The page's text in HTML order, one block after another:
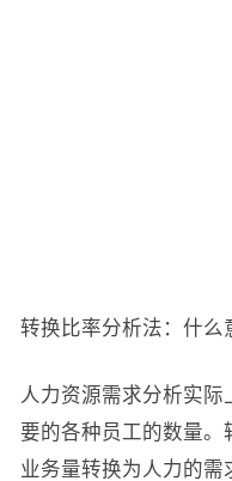
转换比率分析法：什么
人力资源需求分析实
要的各种员工的数量。
业务量转换为人力的需